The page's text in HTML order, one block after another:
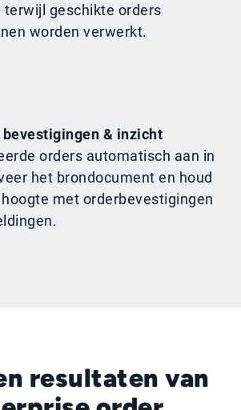
geschikte orders
worden verwerkt.
bevestigingen & inzicht
orders automatisch aan in
het brondocument en houd
met orderbevestigingen
resultaten van